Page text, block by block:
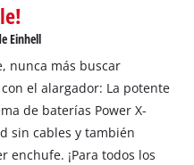
Einhell
nunca más buscar
el alargador: La potente
de baterías Power X-
sin cables y también
enchufe. ¡Para todos los